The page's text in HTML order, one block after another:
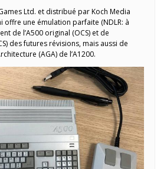
Ltd. et distribué par Koch Media
offre une émulation parfaite (NDLR: à
de l’A500 original (OCS) et de
des futures révisions, mais aussi de
(AGA) de l’A1200.